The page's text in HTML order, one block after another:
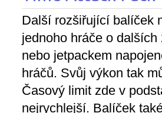
Další rozšiřující balíček
jednoho hráče o
nebo jetpackem
hráčů. Svůj výkon tak
Časový limit zde v
nejrychlejší. Balíček